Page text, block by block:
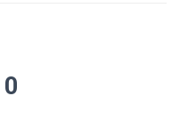
0 تعليق